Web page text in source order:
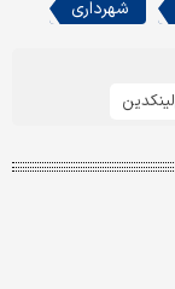
شهرداری
لینکدین